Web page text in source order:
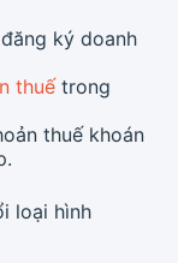
ký doanh
thuếtrong
thuế khoán
loại hình